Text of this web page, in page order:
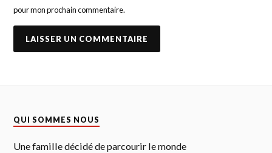
pour mon prochain commentaire.
QUI SOMMES NOUS
Une famille décidé de parcourir le monde